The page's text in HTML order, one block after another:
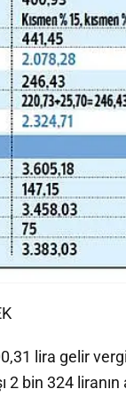
lira gelir
bin 324 liranın